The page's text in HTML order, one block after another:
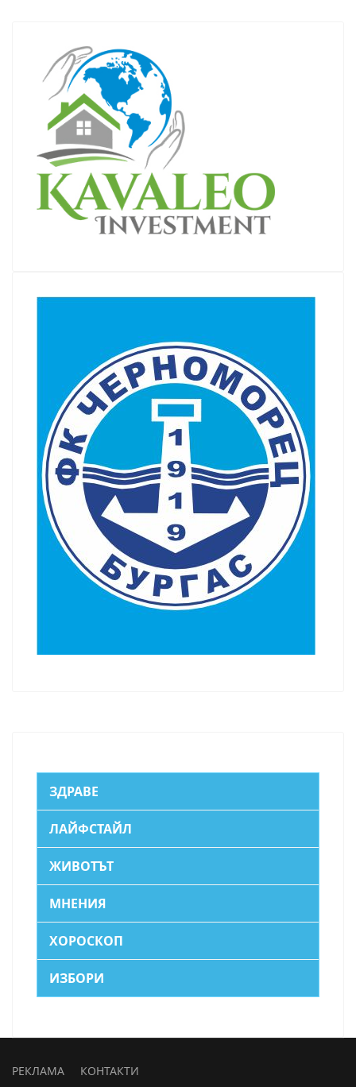
ЗДРАВЕ
ЛАЙФСТАЙЛ
ЖИВОТЪТ
МНЕНИЯ
ХОРОСКОП
ИЗБОРИ
РЕКЛАМА КОНТАКТИ